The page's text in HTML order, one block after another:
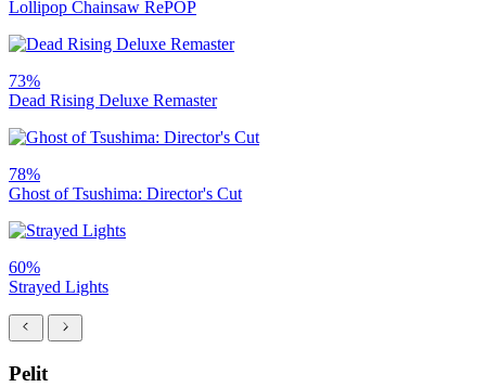
Lollipop Chainsaw RePOP
73%
Dead Rising Deluxe Remaster
78%
Ghost of Tsushima: Director's Cut
60%
Strayed Lights
Pelit